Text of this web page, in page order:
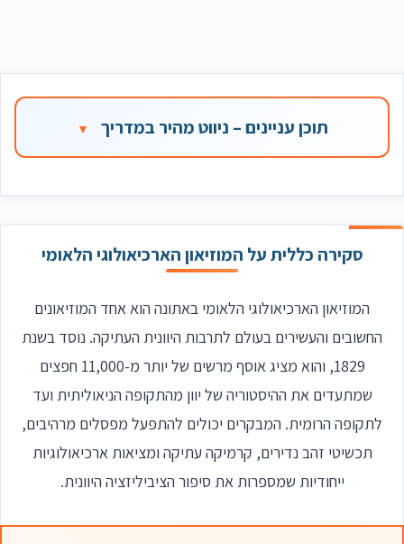
תוכן עניינים – ניווט מהיר במדריך
סקירה כללית על המוזיאון הארכיאולוגי הלאומי
המוזיאון הארכיאולוגי הלאומי באתונה הוא אחד המוזיאונים
החשובים והעשירים בעולם לתרבות היוונית העתיקה. נוסד בשנת
1829, והוא מציג אוסף מרשים של יותר מ-11,000 חפצים
שמתעדים את ההיסטוריה של יוון מהתקופה הניאוליתית ועד
לתקופה הרומית. המבקרים יכולים להתפעל מפסלים מרהיבים,
תכשיטי זהב נדירים, קרמיקה עתיקה ומציאות ארכיאולוגיות
ייחודיות שמספרות את סיפור הציביליזציה היוונית.